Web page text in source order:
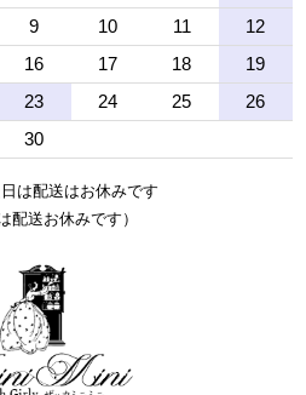
9 10 11
12
16 17 18
19
23 24 25
26
30
は配送はお休みです
配送お休みです）